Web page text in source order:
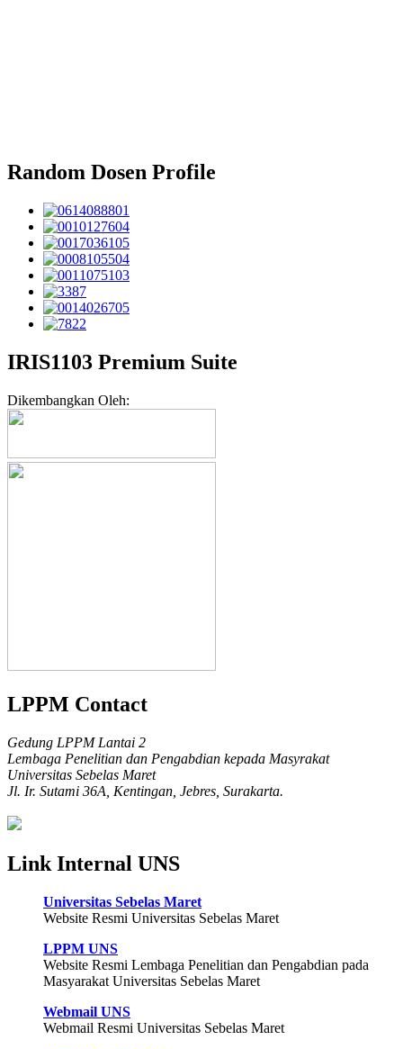
Random Dosen Profile
IRIS1103 Premium Suite
Dikembangkan Oleh:
LPPM Contact
Gedung LPPM Lantai 2
Lembaga Penelitian dan Pengabdian kepada Masyrakat
Universitas Sebelas Maret
Jl. Ir. Sutami 36A, Kentingan, Jebres, Surakarta.
Link Internal UNS
Universitas Sebelas Maret
Website Resmi Universitas Sebelas Maret
LPPM UNS
Website Resmi Lembaga Penelitian dan Pengabdian pada
Masyarakat Universitas Sebelas Maret
Webmail UNS
Webmail Resmi Universitas Sebelas Maret